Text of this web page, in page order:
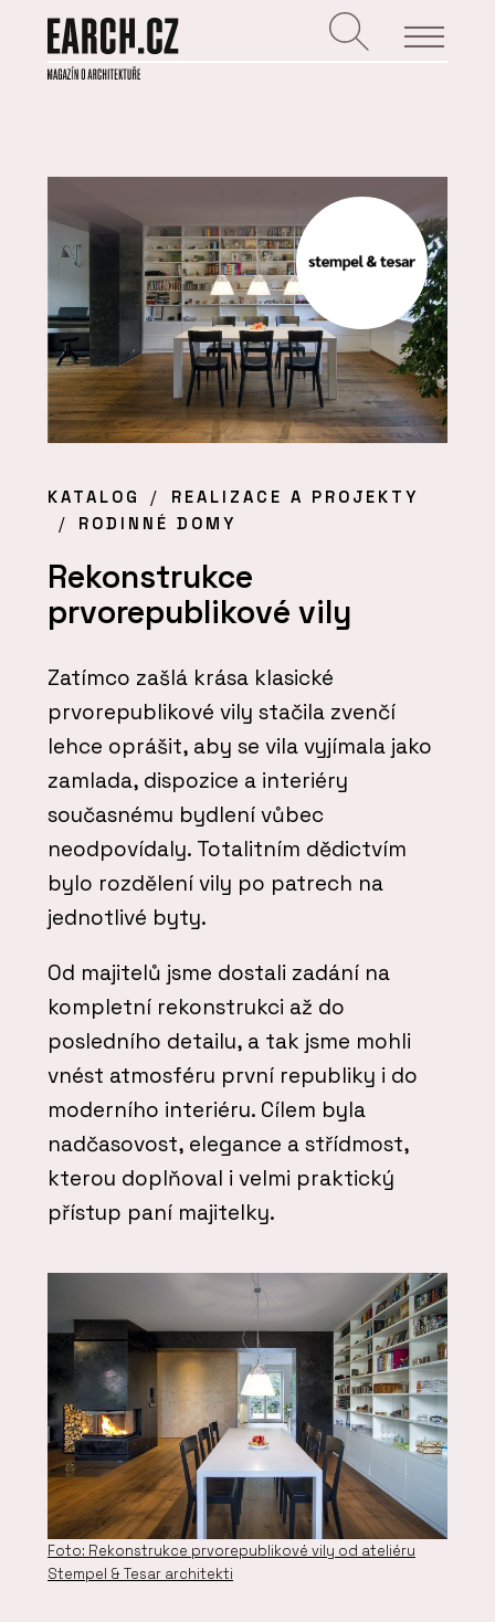
KATALOG
REALIZACE A PROJEKTY
RODINNÉ DOMY
Rekonstrukce
prvorepublikové vily
Zatímco zašlá krása klasické
prvorepublikové vily stačila zvenčí
lehce oprášit, aby se vila vyjímala jako
zamlada, dispozice a interiéry
současnému bydlení vůbec
neodpovídaly. Totalitním dědictvím
bylo rozdělení vily po patrech na
jednotlivé byty.
Od majitelů jsme dostali zadání na
kompletní rekonstrukci až do
posledního detailu, a tak jsme mohli
vnést atmosféru první republiky i do
moderního interiéru. Cílem byla
nadčasovost, elegance a střídmost,
kterou doplňoval i velmi praktický
přístup paní majitelky.
Foto: Rekonstrukce prvorepublikové vily od ateliéru
Stempel & Tesar architekti